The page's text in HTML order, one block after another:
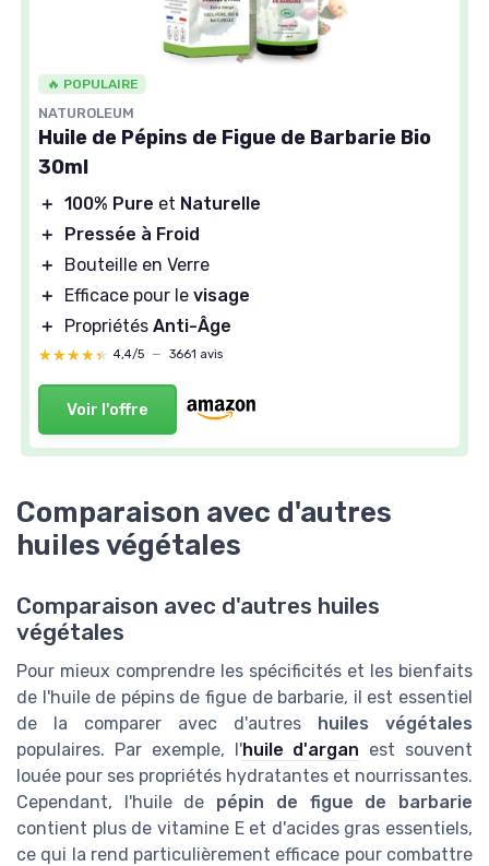
🔥 POPULAIRE
NATUROLEUM
Huile de Pépins de Figue de Barbarie Bio
30ml
＋ 100% Pure et Naturelle
＋
Pressée à Froid
＋
Bouteille en Verre
＋
Efficace pour le visage
＋
Propriétés Anti-Âge
★★★★★
★★★★★ 4,4/5 — 3661 avis
Voir l'offre
Comparaison avec d'autres
huiles végétales
Comparaison avec d'autres huiles
végétales
Pour mieux comprendre les spécificités et les bienfaits
de l'huile de pépins de figue de barbarie, il est essentiel
de la comparer avec d'autres huiles végétales
populaires. Par exemple, l'huile d'argan est souvent
louée pour ses propriétés hydratantes et nourrissantes.
Cependant, l'huile de pépin de figue de barbarie
contient plus de vitamine E et d'acides gras essentiels,
ce qui la rend particulièrement efficace pour combattre